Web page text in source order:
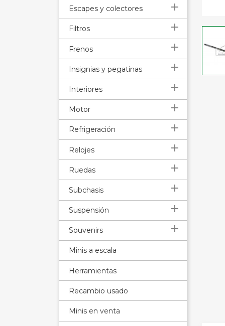
Escapes y colectores 
Filtros 
Frenos 
Insignias y pegatinas 
Interiores 
Motor 
Refrigeración 
Relojes 
Ruedas 
Subchasis 
Suspensión 
Souvenirs 
Minis a escala
Herramientas
Recambio usado
Minis en venta